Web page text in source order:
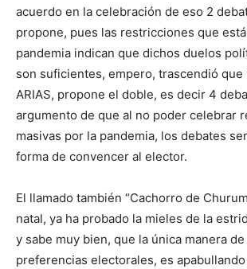
acuerdo en la celebración de eso 2
propone, pues las restricciones que
pandemia indican que dichos duelos
son suficientes, empero, trascendió que
ARIAS, propone el doble, es decir 4
argumento de que al no poder celebrar
masivas por la pandemia, los debates
forma de convencer al elector.
El llamado también “Cachorro de
natal, ya ha probado la mieles de la
y sabe muy bien, que la única manera
preferencias electorales, es apabullando